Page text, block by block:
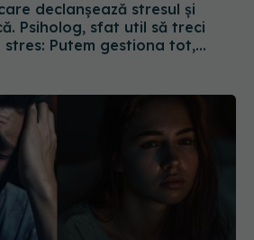
Psiholog, sfat util să treci
Putem gestiona tot,